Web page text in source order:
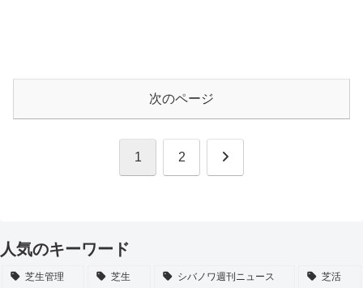
次のページ
1 2 次
人気のキーワード
芝生管理 芝生 シバノワ週刊ニュース 芝活